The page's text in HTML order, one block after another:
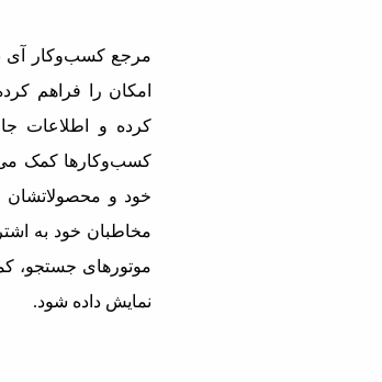
مرجع کسب‌وکار آی
امکان را فراهم
کرده و اطلاعات
کسب‌وکارها کمک
خود و محصولاتشان
مخاطبان خود به
موتورهای جستجو،
نمایش داده شود.